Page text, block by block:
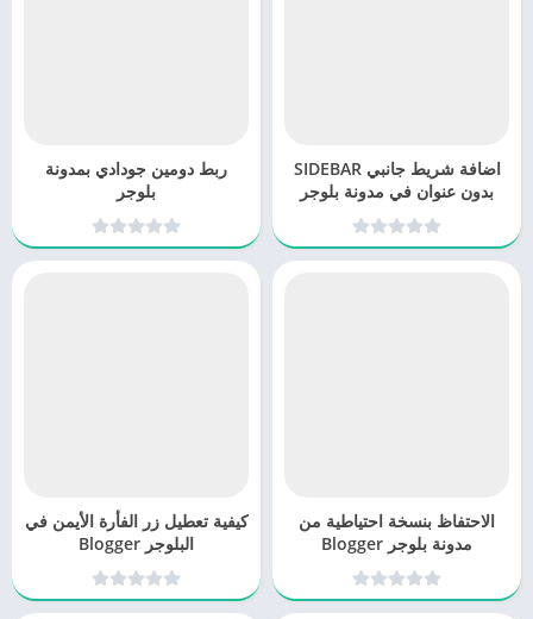
اضافة شريط جانبي SIDEBAR
بدون عنوان في مدونة بلوجر
Blogger
ربط دومين جودادي بمدونة
بلوجر
الاحتفاظ بنسخة احتياطية من
مدونة بلوجر Blogger
كيفية تعطيل زر الفأرة الأيمن في
البلوجر Blogger